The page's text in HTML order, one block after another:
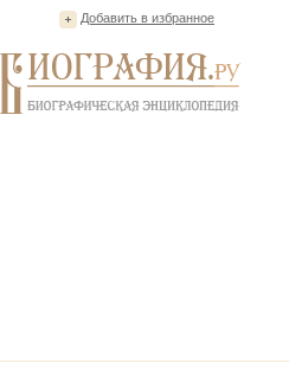
Добавить в избранное